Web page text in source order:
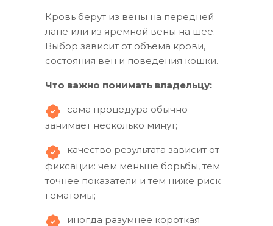
Кровь берут из вены на передней
лапе или из яремной вены на шее.
Выбор зависит от объема крови,
состояния вен и поведения кошки.
Что важно понимать владельцу:
сама процедура обычно
занимает несколько минут;
качество результата зависит от
фиксации: чем меньше борьбы, тем
точнее показатели и тем ниже риск
гематомы;
иногда разумнее короткая